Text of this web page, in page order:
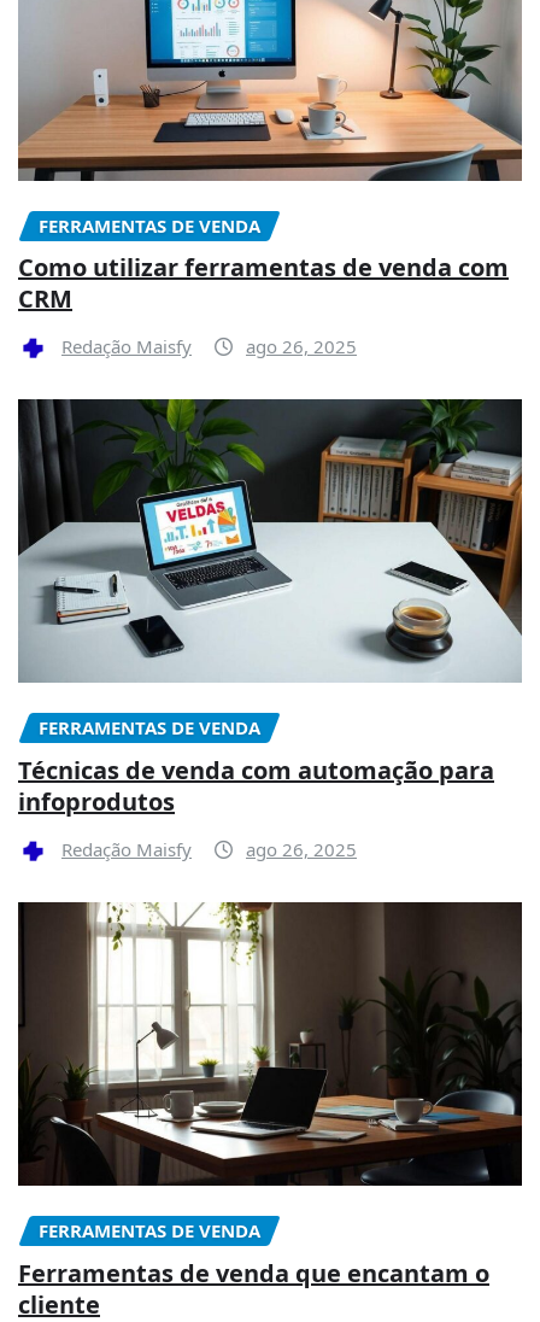
FERRAMENTAS DE VENDA
Como utilizar ferramentas de venda com
CRM
Redação Maisfy ago 26, 2025
FERRAMENTAS DE VENDA
Técnicas de venda com automação para
infoprodutos
Redação Maisfy ago 26, 2025
FERRAMENTAS DE VENDA
Ferramentas de venda que encantam o
cliente